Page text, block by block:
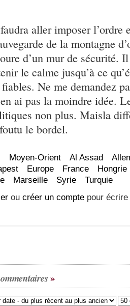
aller imposer l’ordre
de la montagne
d’un mur de sécurité.
le calme jusqu’à ce
Ne me demandez
ai pas la moindre idée.
non plus. Maisla
le bordel.
Moyen-Orient Al Assad
Europe France
Hongrie
Marseille Syrie
Turquie
ou créer un compte pour